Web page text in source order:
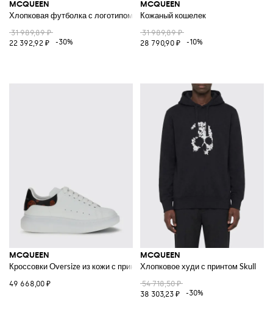
MCQUEEN
Хлопковая футболка с логотипом
31 989,89 ₽
22 392,92 ₽
-30%
MCQUEEN
Кожаный кошелек
31 989,89 ₽
28 790,90 ₽
-10%
MCQUEEN
Кроссовки Oversize из кожи с принтом Skull
49 668,00 ₽
MCQUEEN
Хлопковое худи с принтом Skull
54 718,50 ₽
38 303,23 ₽
-30%